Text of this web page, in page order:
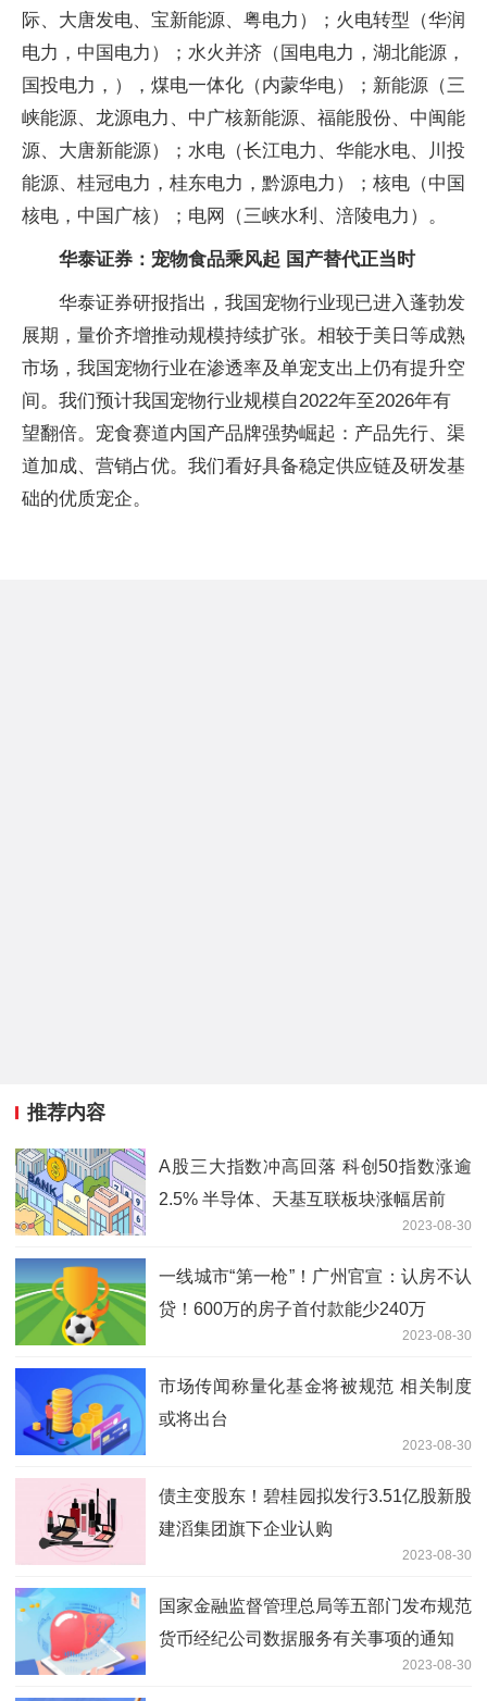
际、大唐发电、宝新能源、粤电力）；火电转型（华润
电力，中国电力）；水火并济（国电电力，湖北能源，
国投电力，），煤电一体化（内蒙华电）；新能源（三
峡能源、龙源电力、中广核新能源、福能股份、中闽能
源、大唐新能源）；水电（长江电力、华能水电、川投
能源、桂冠电力，桂东电力，黔源电力）；核电（中国
核电，中国广核）；电网（三峡水利、涪陵电力）。
华泰证券：宠物食品乘风起 国产替代正当时
华泰证券研报指出，我国宠物行业现已进入蓬勃发
展期，量价齐增推动规模持续扩张。相较于美日等成熟
市场，我国宠物行业在渗透率及单宠支出上仍有提升空
间。我们预计我国宠物行业规模自2022年至2026年有
望翻倍。宠食赛道内国产品牌强势崛起：产品先行、渠
道加成、营销占优。我们看好具备稳定供应链及研发基
础的优质宠企。
推荐内容
A股三大指数冲高回落 科创50指数涨逾
2.5% 半导体、天基互联板块涨幅居前
2023-08-30
一线城市“第一枪”！广州官宣：认房不认
贷！600万的房子首付款能少240万
2023-08-30
市场传闻称量化基金将被规范 相关制度
或将出台
2023-08-30
债主变股东！碧桂园拟发行3.51亿股新股
建滔集团旗下企业认购
2023-08-30
国家金融监督管理总局等五部门发布规范
货币经纪公司数据服务有关事项的通知
2023-08-30